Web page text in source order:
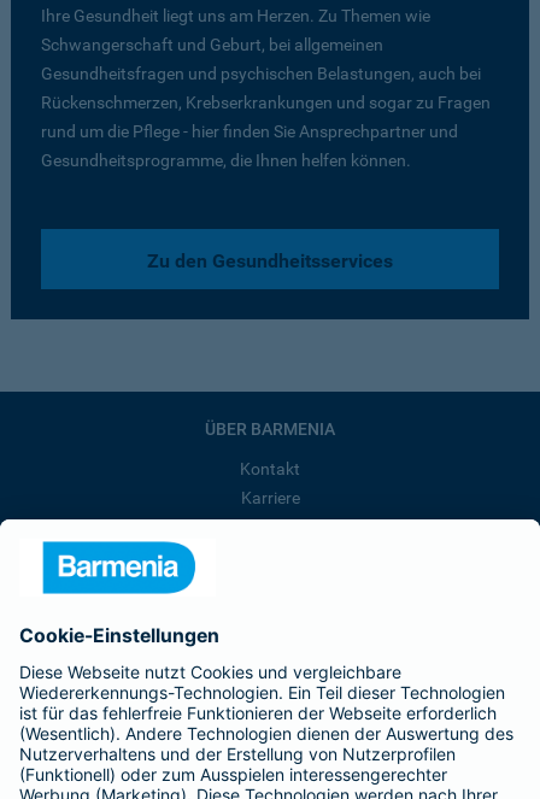
Ihre Gesundheit liegt uns am Herzen. Zu Themen wie
Schwangerschaft und Geburt, bei allgemeinen
Gesundheitsfragen und psychischen Belastungen, auch bei
Rückenschmerzen, Krebserkrankungen und sogar zu Fragen
rund um die Pflege - hier finden Sie Ansprechpartner und
Gesundheitsprogramme, die Ihnen helfen können.
Zu den Gesundheitsservices
ÜBER BARMENIA
Kontakt
Karriere
Barmenia ist Teil der BarmeniaGothaer
BELIEBTE SEITEN
Kranken-Zusatzversicherung
Tierversicherungen
Haftpflichtversicherung